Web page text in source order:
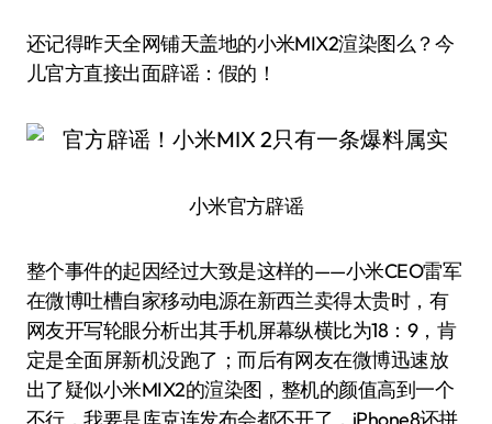
还记得昨天全网铺天盖地的小米MIX2渲染图么？今
儿官方直接出面辟谣：假的！
小米官方辟谣
整个事件的起因经过大致是这样的——小米CEO雷军
在微博吐槽自家移动电源在新西兰卖得太贵时，有
网友开写轮眼分析出其手机屏幕纵横比为18：9，肯
定是全面屏新机没跑了；而后有网友在微博迅速放
出了疑似小米MIX2的渲染图，整机的颜值高到一个